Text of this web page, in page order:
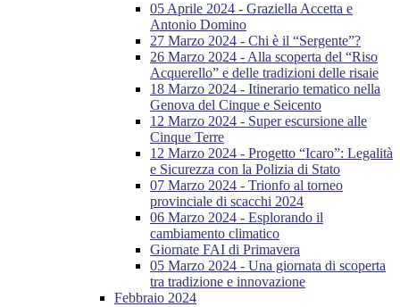
05 Aprile 2024 - Graziella Accetta e
Antonio Domino
27 Marzo 2024 - Chi è il “Sergente”?
26 Marzo 2024 - Alla scoperta del “Riso
Acquerello” e delle tradizioni delle risaie
18 Marzo 2024 - Itinerario tematico nella
Genova del Cinque e Seicento
12 Marzo 2024 - Super escursione alle
Cinque Terre
12 Marzo 2024 - Progetto “Icaro”: Legalità
e Sicurezza con la Polizia di Stato
07 Marzo 2024 - Trionfo al torneo
provinciale di scacchi 2024
06 Marzo 2024 - Esplorando il
cambiamento climatico
Giornate FAI di Primavera
05 Marzo 2024 - Una giornata di scoperta
tra tradizione e innovazione
Febbraio 2024